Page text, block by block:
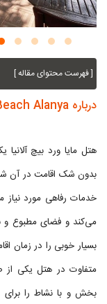
[ فهرست محتوای مقاله ]
درباره Maya World Beach Alanya
هتل مایا ورد بیچ
بدون شک اقامت در آن
خدمات رفاهی مورد نیاز
می‌کند و فضای مطبوع و
بسیار خوبی را در زمان
متفاوت در هتل یکی
بخش و با نشاط را برای